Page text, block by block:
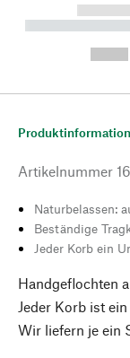
-----------
Produktinformation
Artikelnummer
Naturbelassen:
Beständige
Jeder Korb ein
Handgeflochten
Jeder Korb ist
Wir liefern je ein